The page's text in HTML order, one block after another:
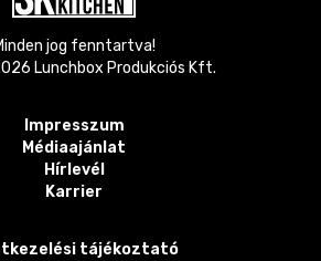
jog fenntartva!
Lunchbox Produkciós Kft.
Impresszum
Médiaajánlat
Hírlevél
Karrier
tájékoztató